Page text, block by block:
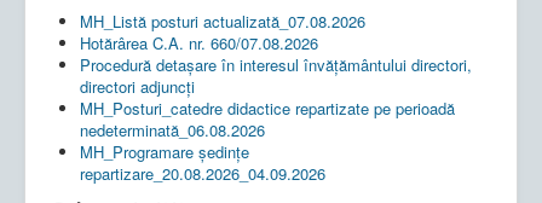
MH_Listă posturi actualizată_07.08.2026
Hotărârea C.A. nr. 660/07.08.2026
Procedură detașare în interesul învățământului directori,
directori adjuncți
MH_Posturi_catedre didactice repartizate pe perioadă
nedeterminată_06.08.2026
MH_Programare ședințe
repartizare_20.08.2026_04.09.2026